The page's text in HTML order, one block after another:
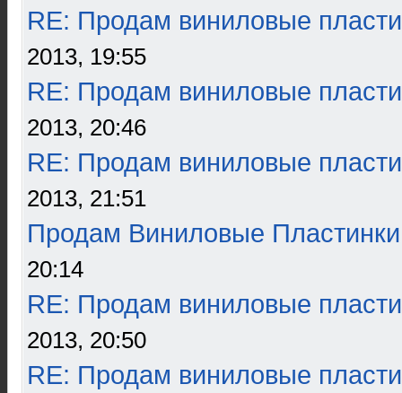
RE: Продам виниловые
2013, 19:55
RE: Продам виниловые
2013, 20:46
RE: Продам виниловые
2013, 21:51
Продам Виниловые Пластинки
20:14
RE: Продам виниловые
2013, 20:50
RE: Продам виниловые